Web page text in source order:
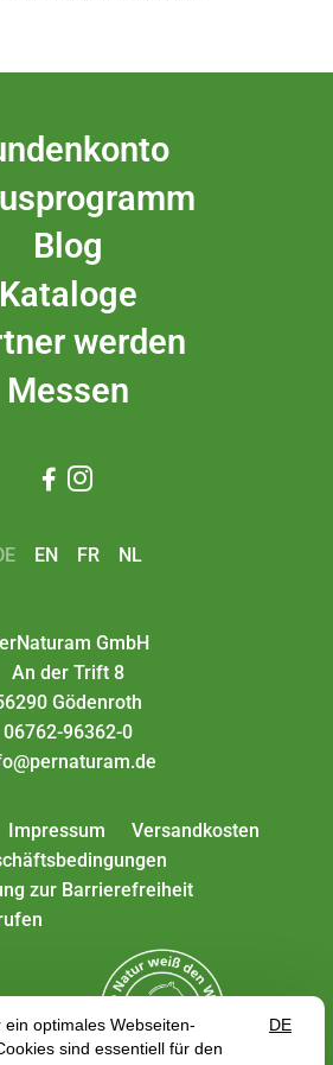
Blog
Kataloge
werden
Messen
 
EN FR NL
GmbH
An der Trift 8
Gödenroth
06762-96362-0
Impressum
Versandkosten
zur Barrierefreiheit